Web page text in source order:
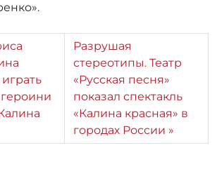
Разрушая
стереотипы. Театр
«Русская песня»
показал спектакль
«Калина красная» в
городах России